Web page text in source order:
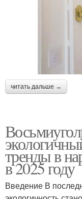
читать дальше →
тренды в
в 2025 году
Введение В